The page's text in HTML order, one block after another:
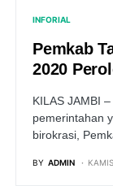
INFORIAL
Pemkab
2020
KILAS JAMBI
pemerintahan
birokrasi,
BY ADMIN